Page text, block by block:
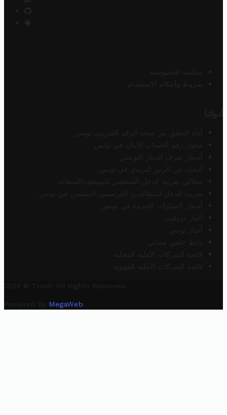
سياسة الخصوصية
شروط وأحكام الاستخدام
أدواتنا
أداة التحقق من صحة الرقم الضريبي تونس
محول رقم الحساب الآيبان في تونس
أسعار صرف الدينار التونسي
البحث عن الرمز البريدي في تونس
محاكي ضريبة الدخل الشخصي للموظف/المتقاعد
ضريبة الدخل للمتقاعدين الفرنسيين المقيمين في تونس
أسعار السيارات الجديدة في تونس
أخبار تروفيت
أخبار تونس
رابط خلفي مجاني
قائمة الشركات الأهلية المحلية
قائمة الشركات الأهلية الجهوية
2025 © Trovit. All Rights Reserved.
Powered By MegaWeb